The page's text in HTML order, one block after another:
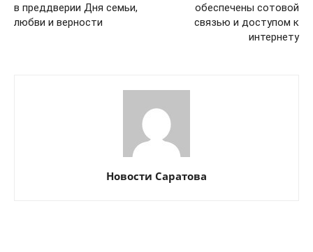
в преддверии Дня семьи,
любви и верности
обеспечены сотовой
связью и доступом к
интернету
Новости Саратова